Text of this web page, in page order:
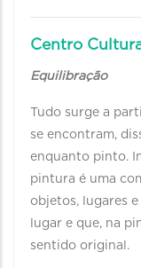
Centro
Equilibração
Tudo surge a
se encontram,
enquanto pinto.
pintura é uma
objetos, lugares
lugar e que, na
sentido original.